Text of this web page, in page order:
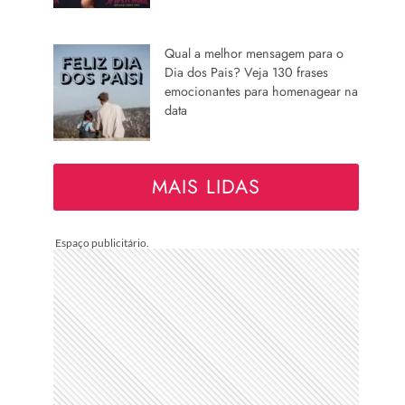
Qual a melhor mensagem para o
Dia dos Pais? Veja 130 frases
emocionantes para homenagear na
data
MAIS LIDAS